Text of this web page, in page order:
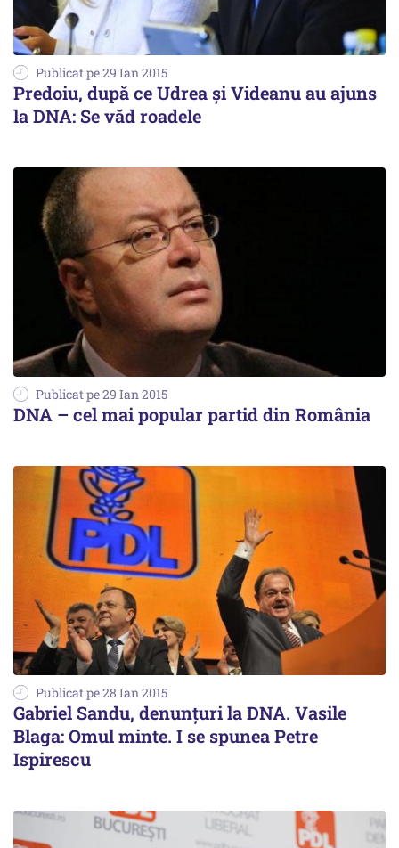
Publicat pe 29 Ian 2015
Predoiu, după ce Udrea și Videanu au ajuns
la DNA: Se văd roadele
Publicat pe 29 Ian 2015
DNA – cel mai popular partid din România
Publicat pe 28 Ian 2015
Gabriel Sandu, denunțuri la DNA. Vasile
Blaga: Omul minte. I se spunea Petre
Ispirescu